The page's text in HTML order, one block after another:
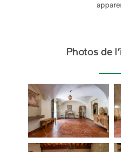
Photos de